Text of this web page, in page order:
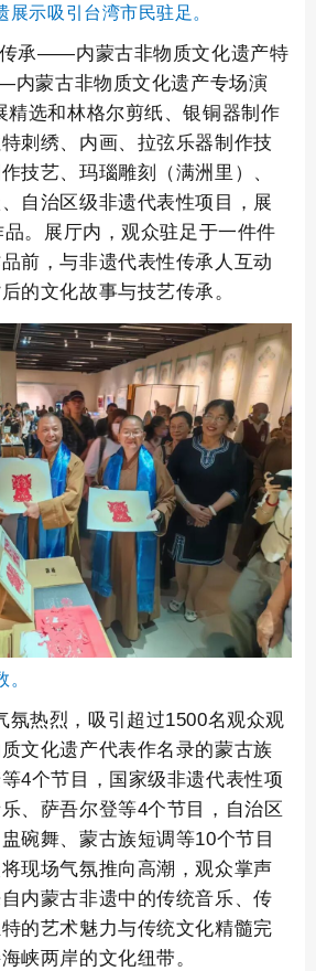
展示吸引台湾市民驻足。
传承——内蒙古非物质文化遗产特
内蒙古非物质文化遗产专场演
精选和林格尔剪纸、银铜器制作
刺绣、内画、拉弦乐器制作技
技艺、玛瑙雕刻（满洲里）、
自治区级非遗代表性项目，展
。展厅内，观众驻足于一件件
前，与非遗代表性传承人互动
的文化故事与技艺传承。
氛热烈，吸引超过1500名观众观
文化遗产代表作名录的蒙古族
4个节目，国家级非遗代表性项
、萨吾尔登等4个节目，自治区
碗舞、蒙古族短调等10个节目
现场气氛推向高潮，观众掌声
内蒙古非遗中的传统音乐、传
的艺术魅力与传统文化精髓完
峡两岸的文化纽带。